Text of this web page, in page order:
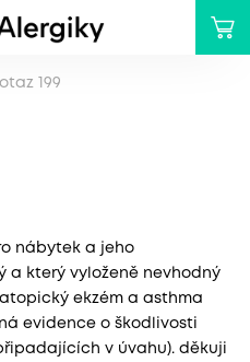
199
nábytek a jeho
a který vyloženě nevhodný
ekzém a asthma
evidence o škodlivosti
v úvahu). děkuji